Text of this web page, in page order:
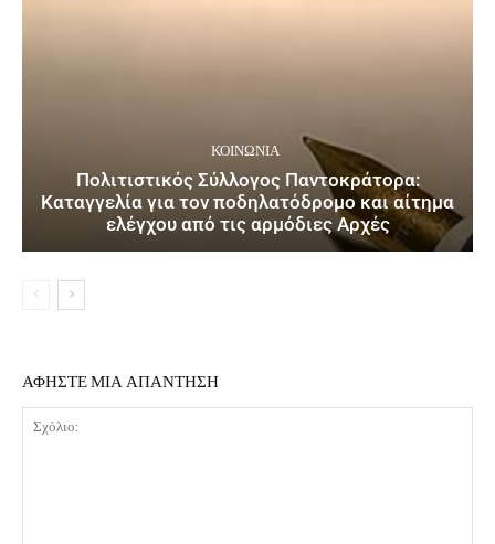
ΚΟΙΝΩΝΙΑ
Πολιτιστικός Σύλλογος Παντοκράτορα:
Καταγγελία για τον ποδηλατόδρομο και αίτημα
ελέγχου από τις αρμόδιες Αρχές
ΑΦΗΣΤΕ ΜΙΑ ΑΠΑΝΤΗΣΗ